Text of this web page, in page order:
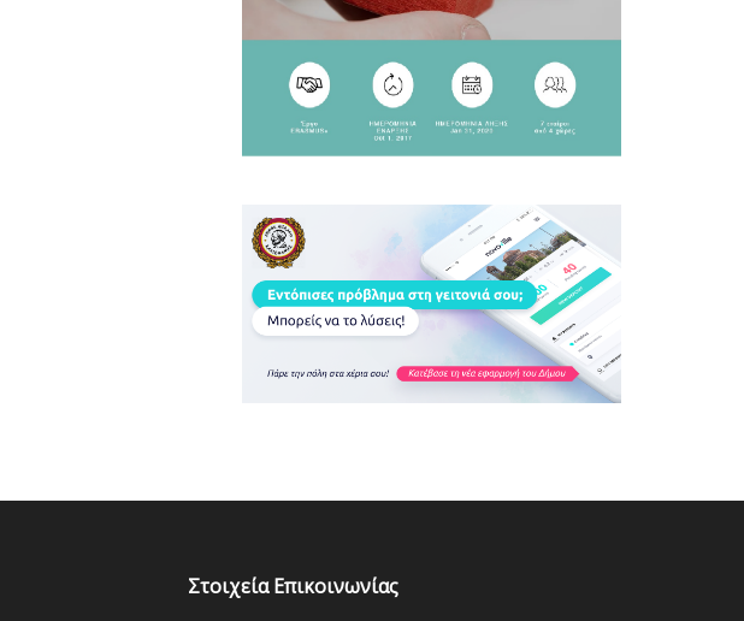
Στοιχεία Επικοινωνίας